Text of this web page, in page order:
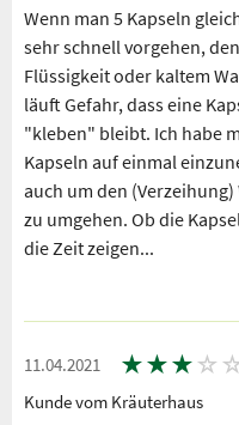
Wenn man 5 Kapseln
sehr schnell vorgehen,
Flüssigkeit oder kaltem
läuft Gefahr, dass eine
"kleben" bleibt. Ich habe
Kapseln auf einmal
auch um den
zu umgehen. Ob die
die Zeit zeigen...
11.04.2021 ★★★ ☆
Kunde vom Kräuterhaus